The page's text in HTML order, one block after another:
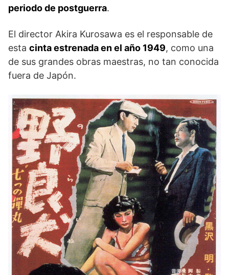
periodo de postguerra.
El director Akira Kurosawa es el responsable de
esta cinta estrenada en el año 1949, como una
de sus grandes obras maestras, no tan conocida
fuera de Japón.